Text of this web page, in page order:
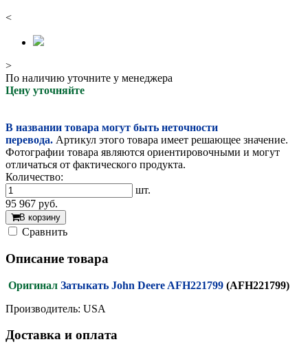
<
>
По наличию уточните у менеджера
Цену уточняйте
В названии товара могут быть неточности
перевода. Артикул этого товара имеет решающее значение.
Фотографии товара являются ориентировочными и могут
отличаться от фактического продукта.
Количество:
шт.
95 967 руб.
В корзину
Cравнить
Описание товара
Оригинал Затыкать John Deere AFH221799 (AFH221799)
Производитель: USA
Доставка и оплата